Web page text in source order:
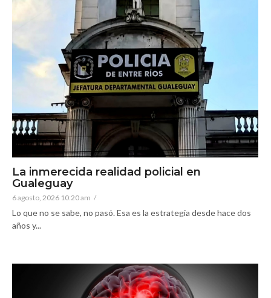
La inmerecida realidad policial en
Gualeguay
6 agosto, 2026 10:20 am /
Lo que no se sabe, no pasó. Esa es la estrategia desde hace dos
años y...